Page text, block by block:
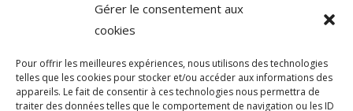
Gérer le consentement aux
cookies
Pour offrir les meilleures expériences, nous utilisons des technologies
telles que les cookies pour stocker et/ou accéder aux informations des
appareils. Le fait de consentir à ces technologies nous permettra de
traiter des données telles que le comportement de navigation ou les ID
Direction de l'information légale et administrative
comarquage developpé par